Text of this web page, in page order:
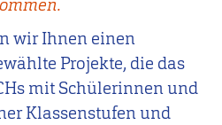
wir Ihnen einen
Projekte, die das
mit Schülerinnen und
Klassenstufen und